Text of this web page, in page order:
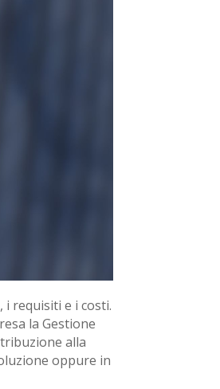
i requisiti e i costi.
la Gestione
alla
oppure in